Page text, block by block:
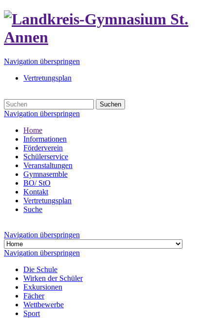
Navigation überspringen
Vertretungsplan
Suchen
Navigation überspringen
Home
Informationen
Förderverein
Schülerservice
Veranstaltungen
Gymnasemble
BO/ StO
Kontakt
Vertretungsplan
Suche
Navigation überspringen
Navigation überspringen
Die Schule
Wirken der Schüler
Exkursionen
Fächer
Wettbewerbe
Sport